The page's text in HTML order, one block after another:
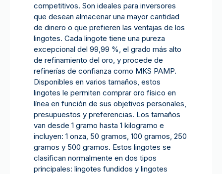
competitivos. Son ideales para inversores
que desean almacenar una mayor cantidad
de dinero o que prefieren las ventajas de los
lingotes. Cada lingote tiene una pureza
excepcional del 99,99 %, el grado más alto
de refinamiento del oro, y procede de
refinerías de confianza como MKS PAMP.
Disponibles en varios tamaños, estos
lingotes le permiten comprar oro físico en
línea en función de sus objetivos personales,
presupuestos y preferencias. Los tamaños
van desde 1 gramo hasta 1 kilogramo e
incluyen: 1 onza, 50 gramos, 100 gramos, 250
gramos y 500 gramos. Estos lingotes se
clasifican normalmente en dos tipos
principales: lingotes fundidos y lingotes